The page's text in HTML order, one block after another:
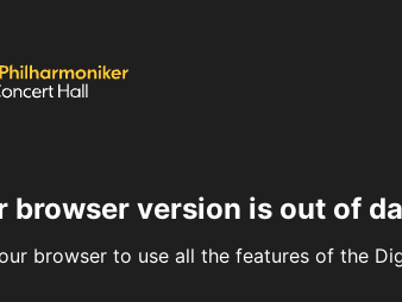
browser version is out of
browser to use all the features of the